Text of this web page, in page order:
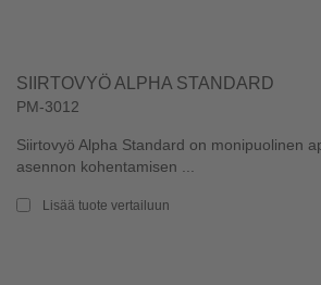
SIIRTOVYÖ ALPHA STANDARD
PM-3012
Siirtovyö Alpha Standard on monipuolinen
asennon kohentamisen ...
Lisää tuote vertailuun